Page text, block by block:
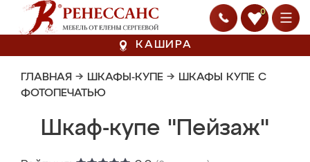
0
КАШИРА
ГЛАВНАЯ → ШКАФЫ-КУПЕ → ШКАФЫ КУПЕ С
ФОТОПЕЧАТЬЮ
Шкаф-купе "Пейзаж"